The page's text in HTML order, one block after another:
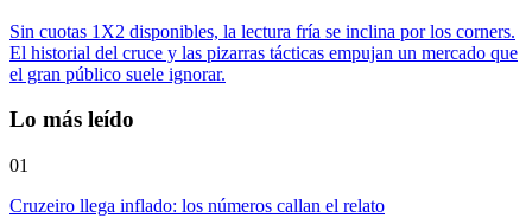
Sin cuotas 1X2 disponibles, la lectura fría se inclina por los corners.
El historial del cruce y las pizarras tácticas empujan un mercado que
el gran público suele ignorar.
Lo más leído
01
Cruzeiro llega inflado: los números callan el relato